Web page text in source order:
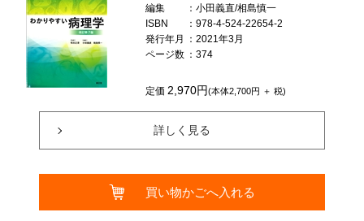
編集
：小田義直/相島慎一
ISBN
：978-4-524-22654-2
発行年月
：2021年3月
ページ数 ：374
定価2,970円(本体2,700円 ＋ 税)
詳しく見る
買い物かごへ入れる